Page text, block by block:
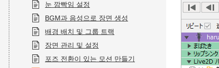
눈 깜빡임 설정
BGM과 음성으로 장면 생성
배경 배치 및 그룹 트랙
장면 관리 및 설정
포즈 전환이 있는 모션 만들기